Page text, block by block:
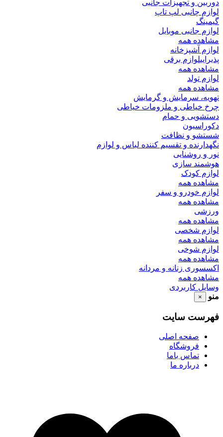
دوربین و تجهیزات جانبی
لوازم چانبی لپ تاپ
گیمینگ
لوازم جانبی موبایل
مشاهده همه
لوازم آشپزخانه
پذیراییلوازم برقی
مشاهده همه
لوازم تولد
مشاهده همه
تهویه، سرمایش و گرمایش
چرخ خیاطی و ملزومات خیاطی
دستشویی و حمام
دکوراسیون
شستشو و نظافت
نگهدارنده و تقسیم کننده لباس و لوازم
نور و روشنایی
هوشمند سازی
لوازم کودک
مشاهده همه
لوازم خودرو و سفر
مشاهده همه
ورزشی
مشاهده همه
لوازم شخصی
مشاهده همه
لوازم شوخی
مشاهده همه
اکسسوری زنانه و مردانه
مشاهده همه
وسایل کاربردی
منو
×
فهرست سایت
صفحه اصلی
فروشگاه
تماس باما
درباره ما